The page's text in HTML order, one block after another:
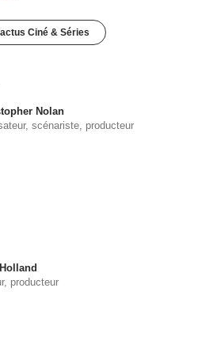
Ciné & Séries
Nolan
scénariste, producteur
producteur